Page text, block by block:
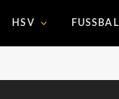
HSV FUSSBALL